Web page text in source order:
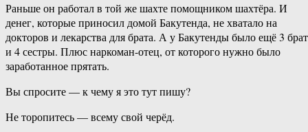
Раньше он работал в той же шахте помощником шахтёра. И
денег, которые приносил домой Бакутенда, не хватало на
докторов и лекарства для брата. А у Бакутенды было ещё 3
и 4 сестры. Плюс наркоман-отец, от которого нужно было
заработанное прятать.
Вы спросите — к чему я это тут пишу?
Не торопитесь — всему свой черёд.